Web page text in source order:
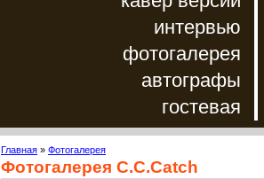
интервью
фотогалерея
автографы
гостевая
Главная » Фотогалерея
Фотогалерея C.C.Catch